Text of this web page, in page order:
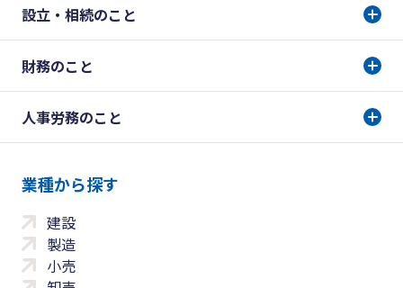
設立・相続のこと
財務のこと
人事労務のこと
業種から探す
建設
製造
小売